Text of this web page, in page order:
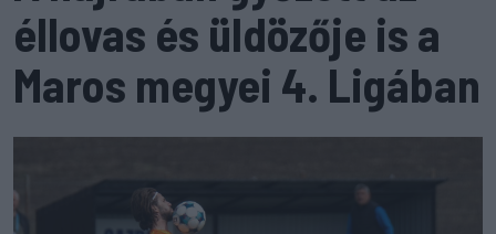
éllovas és üldözője is a
Maros megyei 4. Ligában